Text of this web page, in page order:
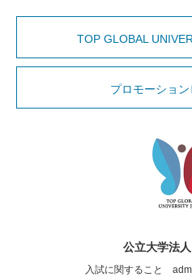
TOP GLOBAL
プロモーション
公立大学法
入試に関すること